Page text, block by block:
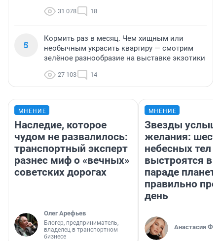
31 078 18
5
Кормить раз в месяц. Чем хищным или
необычным украсить квартиру — смотрим
зелёное разнообразие на выставке экзотики
27 103 14
МНЕНИЕ
Наследие, которое
чудом не развалилось:
транспортный эксперт
разнес миф о «вечных»
советских дорогах
Олег Арефьев
Блогер, предприниматель,
владелец в транспортном
бизнесе
МНЕНИЕ
Звезды
желания:
небесных тел
выстроятся в
параде планет
правильно
день
Анастасия